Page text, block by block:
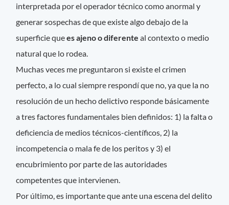
interpretada por el operador técnico como anormal y
generar sospechas de que existe algo debajo de la
superficie quees ajeno o diferenteal contexto o medio
natural que lo rodea.
Muchas veces me preguntaron si existe el crimen
perfecto, a lo cual siempre respondí que no, ya que la no
resolución de un hecho delictivo responde básicamente
a tres factores fundamentales bien definidos: 1) la falta o
deficiencia de medios técnicos-científicos, 2) la
incompetencia o mala fe de los peritos y 3) el
encubrimiento por parte de las autoridades
competentes que intervienen.
Por último, es importante que ante una escena del delito